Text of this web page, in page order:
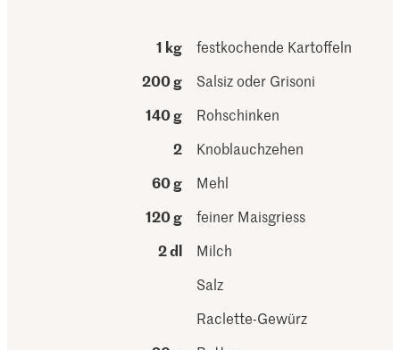
1 kg
festkochende Kartoffeln
200 g
Salsiz oder Grisoni
140 g
Rohschinken
2
Knoblauchzehen
60 g
Mehl
120 g
feiner Maisgriess
2 dl
Milch
Salz
Raclette-Gewürz